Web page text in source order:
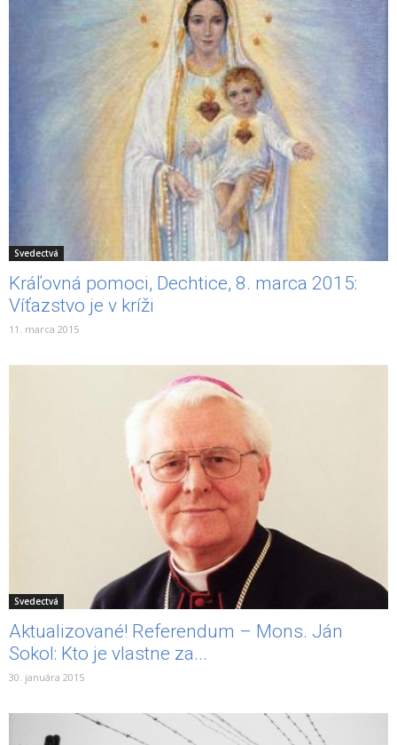
Svedectvá
Kráľovná pomoci, Dechtice, 8. marca 2015:
Víťazstvo je v kríži
11. marca 2015
Svedectvá
Aktualizované! Referendum – Mons. Ján
Sokol: Kto je vlastne za...
30. januára 2015